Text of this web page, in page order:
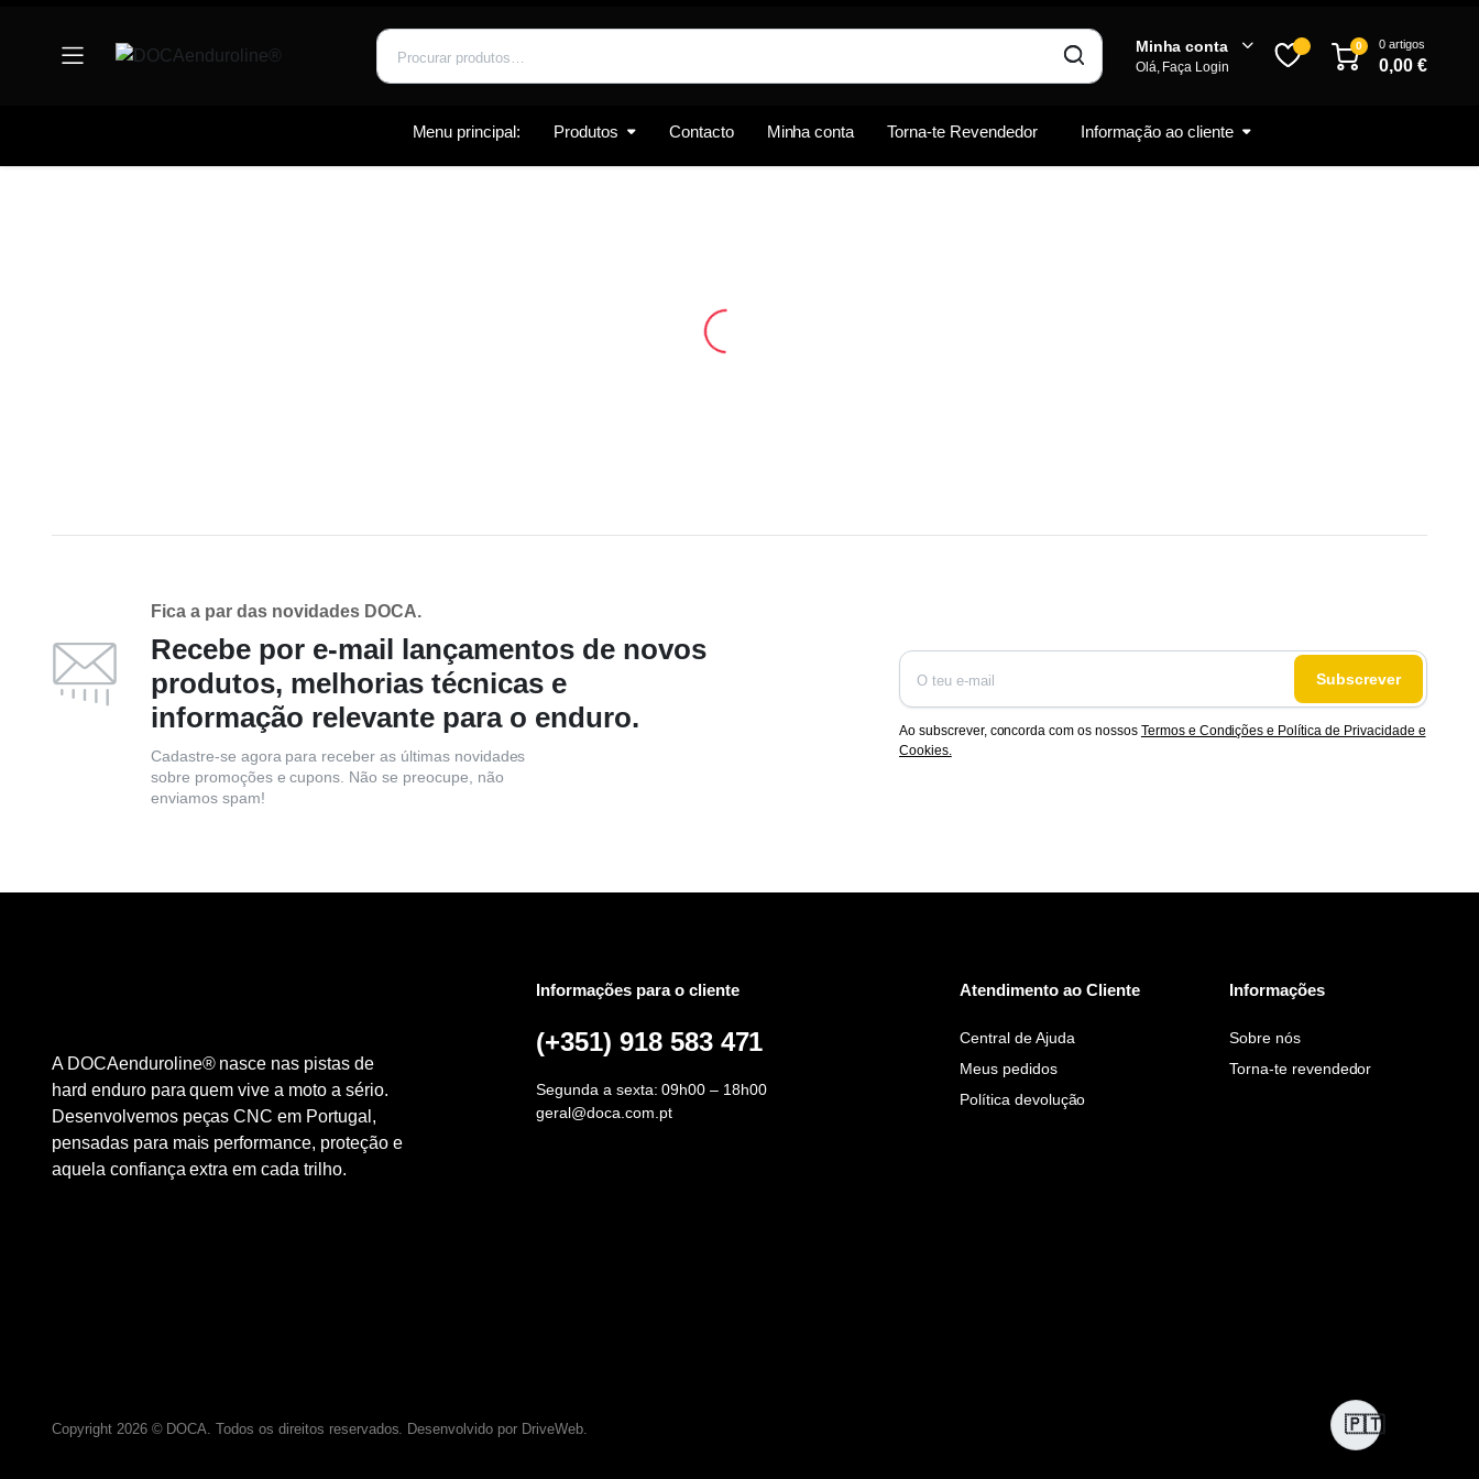
Minha conta
Olá, Faça Login
0 0 artigos
0,00€
Menu principal: Produtos Contacto Minha conta Torna-te Revendedor Informação ao cliente
Fica a par das novidades DOCA.
Recebe por e-mail lançamentos de novos
produtos, melhorias técnicas e
informação relevante para o enduro.
Cadastre-se agora para receber as últimas novidades
sobre promoções e cupons. Não se preocupe, não
enviamos spam!
Subscrever
Ao subscrever, concorda com os nossos Termos e Condições e Política de Privacidade e
Cookies.
A DOCAenduroline® nasce nas pistas de
hard enduro para quem vive a moto a sério.
Desenvolvemos peças CNC em Portugal,
pensadas para mais performance, proteção e
aquela confiança extra em cada trilho.
Informações para o cliente
(+351) 918 583 471
Segunda a sexta: 09h00 – 18h00
geral@doca.com.pt
Atendimento ao Cliente
Central de Ajuda
Meus pedidos
Política devolução
Informações
Sobre nós
Torna-te revendedor
Copyright 2026 © DOCA. Todos os direitos reservados. Desenvolvido por DriveWeb. 🇵🇹